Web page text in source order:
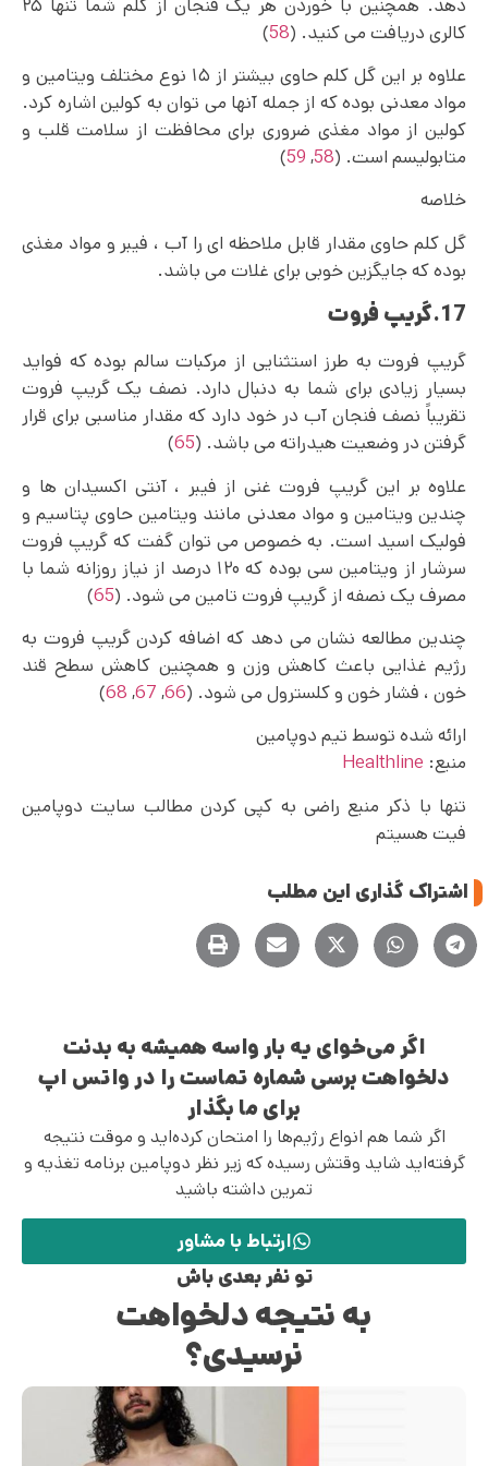
کالری دریافت می کنید. (58
)
علاوه بر این گل کلم حاوی بیشتر از ۱۵ نوع مختلف ویتامین و
مواد معدنی بوده که از جمله آنها می توان به کولین اشاره کرد.
کولین از مواد مغذی ضروری برای محافظت از سلامت قلب و
متابولیسم است. (58
,
59
)
خلاصه
گل کلم حاوی مقدار قابل ملاحظه ای را آب ، فیبر و مواد مغذی
بوده که جایگزین خوبی برای غلات می باشد.
17.گریپ فروت
گریپ‌ فروت به طرز استثنایی از مرکبات سالم بوده که فواید
بسیار زیادی برای شما به دنبال دارد. نصف یک گریپ فروت
تقریباً نصف فنجان آب در خود دارد که مقدار مناسبی برای قرار
گرفتن در وضعیت هیدراته می باشد. (65
)
علاوه بر این گریپ فروت غنی از فیبر ، آنتی اکسیدان ها و
چندین ویتامین و مواد معدنی مانند ویتامین حاوی پتاسیم و
فولیک اسید است. به خصوص می‌ توان گفت که گریپ فروت
سرشار از ویتامین سی بوده که ۱۲۰ درصد از نیاز روزانه شما با
مصرف یک نصفه از گریپ فروت تامین می شود. (65
)
چندین مطالعه نشان می‌ دهد که اضافه کردن گریپ فروت به
رژیم غذایی باعث کاهش وزن و همچنین کاهش سطح قند
خون ، فشار خون و کلسترول می‌ شود. (66
,
67
,
68
)
ارائه شده توسط تیم دوپامین
منبع:‌ Healthline
تنها با ذکر منبع راضی به کپی کردن مطالب سایت دوپامین
فیت هسیتم
اشتراک گذاری این مطلب
اگر می‌خوای یه بار واسه همیشه به بدنت
دلخواهت برسی شماره تماست را در واتس اپ
برای ما بگذار
اگر شما هم انواع رژیم‌ها را امتحان کرده‌اید و موقت نتیجه
گرفته‌اید شاید وقتش رسیده که زیر نظر دوپامین برنامه تغذیه و
تمرین داشته باشید
ارتباط با مشاور
تو نفر بعدی باش
به نتیجه دلخواهت
نرسیدی؟